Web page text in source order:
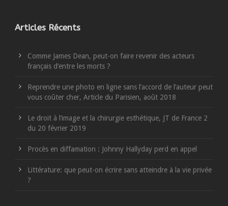
Articles Récents
Comme James Dean, peut-on faire revenir des acteurs
français d’entre les morts ?
Reprendre une photo en ligne sans l’accord de l’auteur peut
vous coûter cher, Article du Parisien, août 2018
Le droit à l’image et la chirurgie esthétique, JT de France 2
du 20 février 2019
Procès en diffamation : Johnny Hallyday perd en appel
Littérature: que peut-on écrire sans atteindre à la vie privée
?